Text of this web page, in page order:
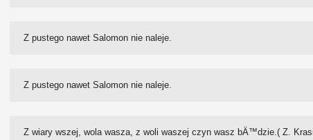
Z pustego nawet Salomon nie naleje.
Z pustego nawet Salomon nie naleje.
Z wiary wszej, wola wasza, z woli waszej czyn wasz bÄ™dzie.( Z.